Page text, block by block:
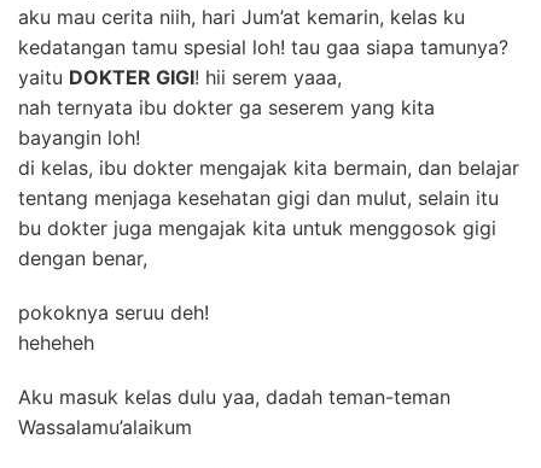
aku mau cerita niih, hari Jum’at kemarin, kelas ku
kedatangan tamu spesial loh! tau gaa siapa tamunya?
yaitu DOKTER GIGI! hii serem yaaa,
nah ternyata ibu dokter ga seserem yang kita
bayangin loh!
di kelas, ibu dokter mengajak kita bermain, dan belajar
tentang menjaga kesehatan gigi dan mulut, selain itu
bu dokter juga mengajak kita untuk menggosok gigi
dengan benar,
pokoknya seruu deh!
heheheh
Aku masuk kelas dulu yaa, dadah teman-teman
Wassalamu’alaikum